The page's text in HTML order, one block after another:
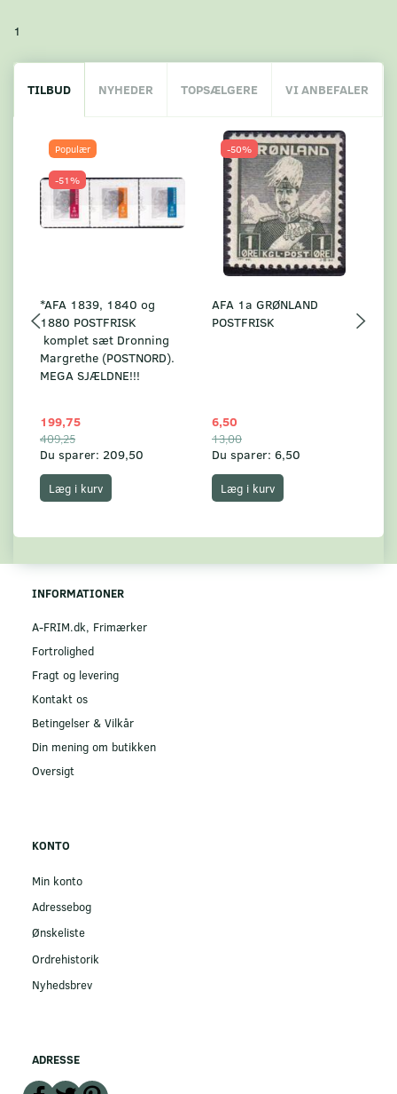
1
TILBUD NYHEDER TOPSÆLGERE VI ANBEFALER
Populær
-51%
*AFA 1839, 1840 og
1880 POSTFRISK
komplet sæt Dronning
Margrethe (POSTNORD).
MEGA SJÆLDNE!!!
199,75
409,25
Du sparer: 209,50
Læg i kurv
-50%
AFA 1a GRØNLAND
POSTFRISK
6,50
13,00
Du sparer: 6,50
Læg i kurv
INFORMATIONER
A-FRIM.dk, Frimærker
Fortrolighed
Fragt og levering
Kontakt os
Betingelser & Vilkår
Din mening om butikken
Oversigt
KONTO
Min konto
Adressebog
Ønskeliste
Ordrehistorik
Nyhedsbrev
ADRESSE